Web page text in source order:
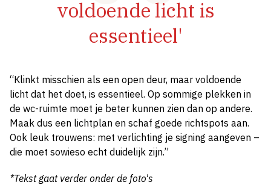
voldoende licht is
essentieel'
“Klinkt misschien als een open deur, maar voldoende
licht dat het doet, is essentieel. Op sommige plekken in
de wc-ruimte moet je beter kunnen zien dan op andere.
Maak dus een lichtplan en schaf goede richtspots aan.
Ook leuk trouwens: met verlichting je signing aangeven –
die moet sowieso echt duidelijk zijn.”
*Tekst gaat verder onder de foto's